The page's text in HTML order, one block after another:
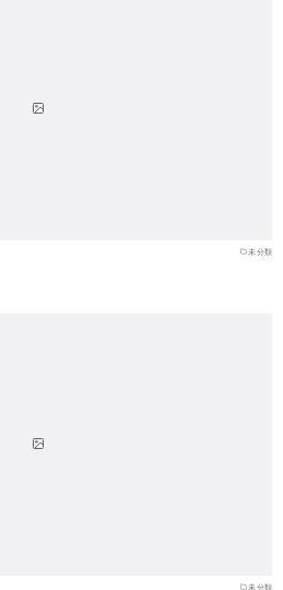
未分類
未分類